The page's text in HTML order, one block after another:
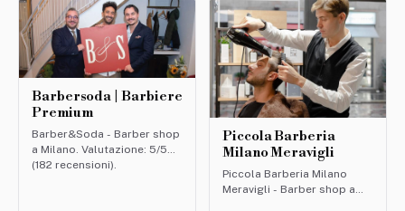
mulle...
Barbersoda | Barbiere
Premium
Barber&Soda - Barber shop
a Milano. Valutazione: 5/5
(182 recensioni).
Piccola Barberia
Milano Meravigli
Piccola Barberia Milano
Meravigli - Barber shop a